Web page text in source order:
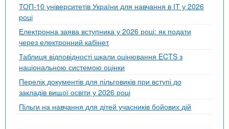
ТОП-10 університетів України для навчання в ІТ у 2026
році
Електронна заява вступника у 2026 році: як подати
через електронний кабінет
Таблиця відповідності шкали оцінювання ECTS з
національною системою оцінки
Перелік документів для пільговиків при вступі до
закладів вищої освіти у 2026 році
Пільги на навчання для дітей учасників бойових дій